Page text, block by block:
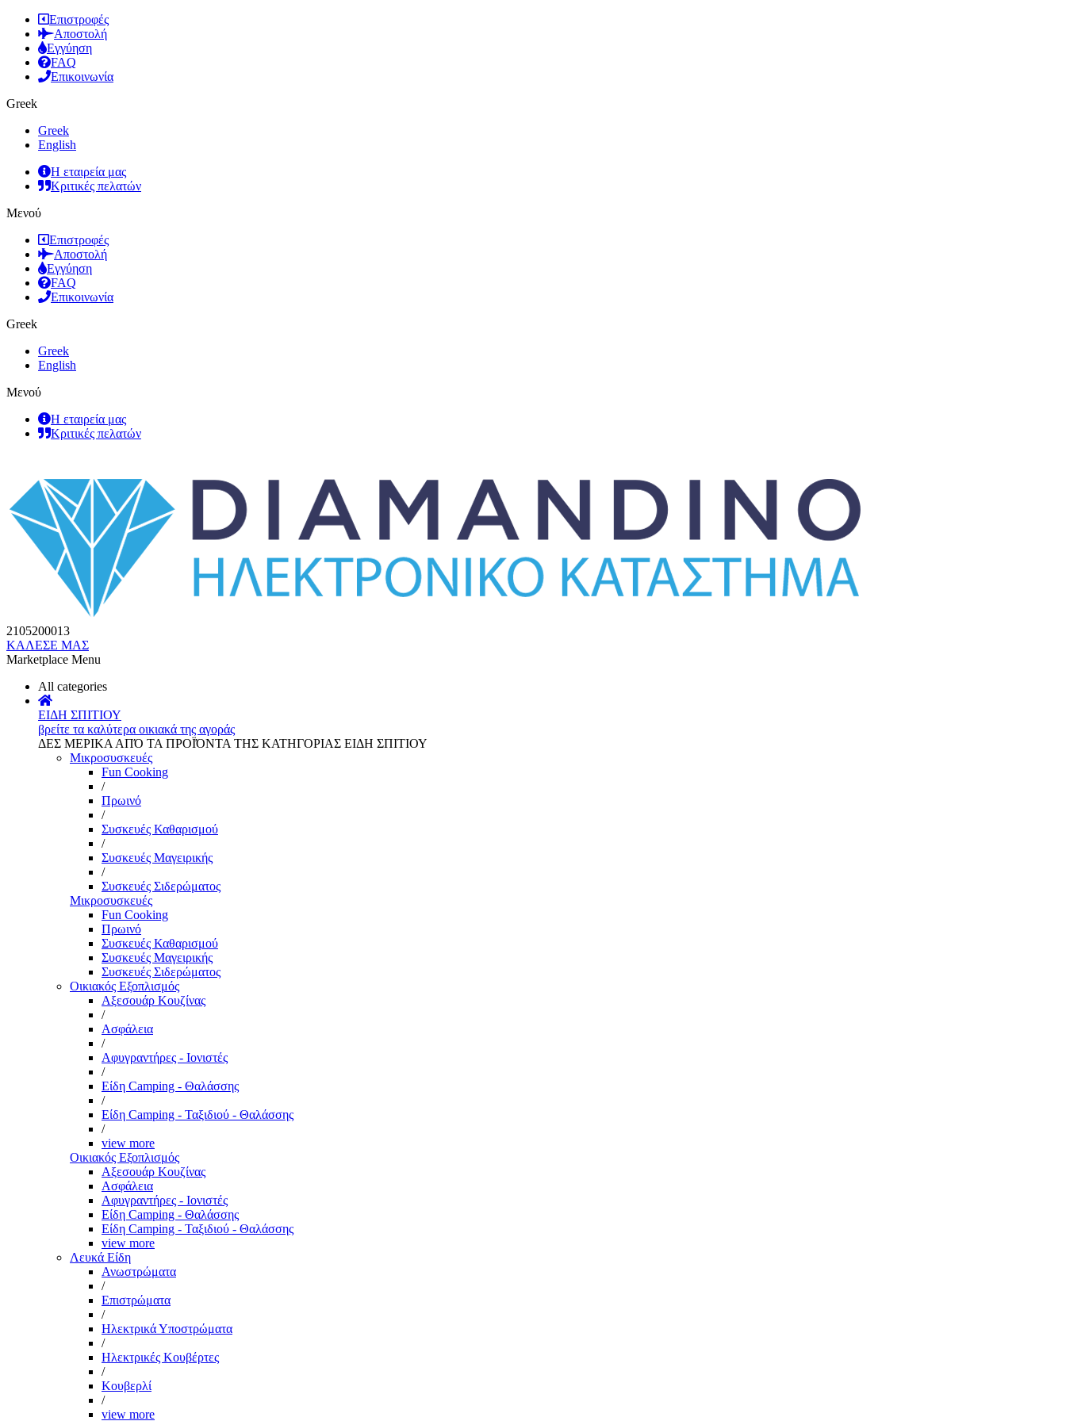
Επιστροφές
Αποστολή
Εγγύηση
FAQ
Επικοινωνία
Greek
Greek
English
Η εταιρεία μας
Κριτικές πελατών
Μενού
Επιστροφές
Αποστολή
Εγγύηση
FAQ
Επικοινωνία
Greek
Greek
English
Μενού
Η εταιρεία μας
Κριτικές πελατών
2105200013
ΚΑΛΕΣΕ ΜΑΣ
Marketplace Menu
All categories
ΕΙΔΗ ΣΠΙΤΙΟΥ
βρείτε τα καλύτερα οικιακά της αγοράς
ΔΕΣ ΜΕΡΙΚΑ ΑΠΌ ΤΑ ΠΡΟΪΌΝΤΑ ΤΗΣ ΚΑΤΗΓΟΡΙΑΣ ΕΙΔΗ ΣΠΙΤΙΟΥ
Μικροσυσκευές
Fun Cooking
/
Πρωινό
/
Συσκευές Καθαρισμού
/
Συσκευές Μαγειρικής
/
Συσκευές Σιδερώματος
Μικροσυσκευές
Fun Cooking
Πρωινό
Συσκευές Καθαρισμού
Συσκευές Μαγειρικής
Συσκευές Σιδερώματος
Οικιακός Εξοπλισμός
Αξεσουάρ Κουζίνας
/
Ασφάλεια
/
Αφυγραντήρες - Ιονιστές
/
Είδη Camping - Θαλάσσης
/
Είδη Camping - Ταξιδιού - Θαλάσσης
/
view more
Οικιακός Εξοπλισμός
Αξεσουάρ Κουζίνας
Ασφάλεια
Αφυγραντήρες - Ιονιστές
Είδη Camping - Θαλάσσης
Είδη Camping - Ταξιδιού - Θαλάσσης
view more
Λευκά Είδη
Ανωστρώματα
/
Επιστρώματα
/
Ηλεκτρικά Υποστρώματα
/
Ηλεκτρικές Κουβέρτες
/
Κουβερλί
/
view more